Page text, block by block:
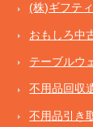
(株)ギフテ
おもしろ中
テーブルウ
不用品回収
不用品引き